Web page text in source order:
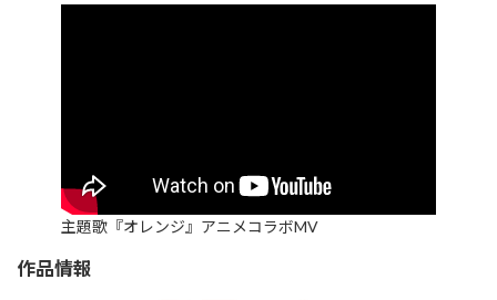
主題歌『オレンジ』アニメコラボMV
作品情報